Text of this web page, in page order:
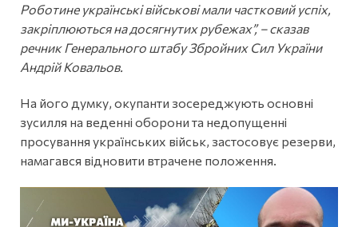
Роботине українські військові мали частковий успіх,
закріплюються на досягнутих рубежах”, – сказав
речник Генерального штабу Збройних Сил України
Андрій Ковальов.
На його думку, окупанти зосереджують основні
зусилля на веденні оборони та недопущенні
просування українських військ, застосовує резерви,
намагався відновити втрачене положення.